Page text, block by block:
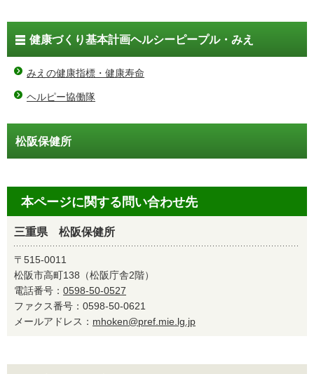
健康づくり基本計画ヘルシーピープル・みえ
みえの健康指標・健康寿命
ヘルピー協働隊
松阪保健所
本ページに関する問い合わせ先
三重県 松阪保健所
〒515-0011
松阪市高町138（松阪庁舎2階）
電話番号： 0598-50-0527
ファクス番号：0598-50-0621
メールアドレス： mhoken@pref.mie.lg.jp